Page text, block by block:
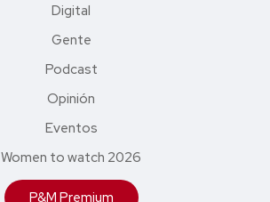
Digital
Gente
Podcast
Opinión
Eventos
Women to watch 2026
P&M Premium